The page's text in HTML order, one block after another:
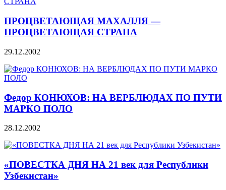
ПРОЦВЕТАЮЩАЯ МАХАЛЛЯ —
ПРОЦВЕТАЮЩАЯ СТРАНА
29.12.2002
Федор КОНЮХОВ: НА ВЕРБЛЮДАХ ПО ПУТИ
МАРКО ПОЛО
28.12.2002
«ПОВЕСТКА ДНЯ НА 21 век для Республики
Узбекистан»